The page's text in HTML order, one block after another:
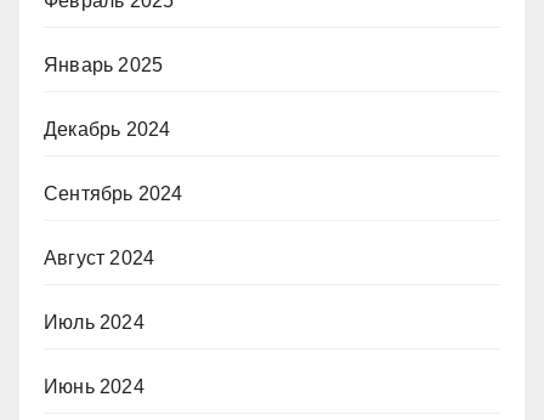
Январь 2025
Декабрь 2024
Сентябрь 2024
Август 2024
Июль 2024
Июнь 2024